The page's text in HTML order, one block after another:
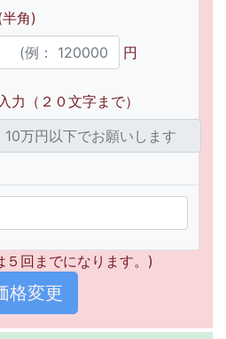
角)
円
力（２０文字まで）
回までになります。)